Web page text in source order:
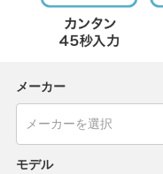
メーカー
モデル